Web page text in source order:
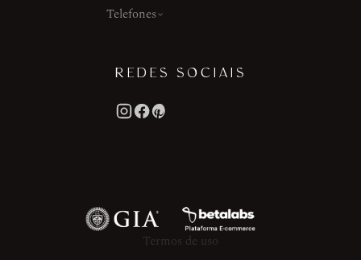
Telefones
REDES SOCIAIS
Termos de uso